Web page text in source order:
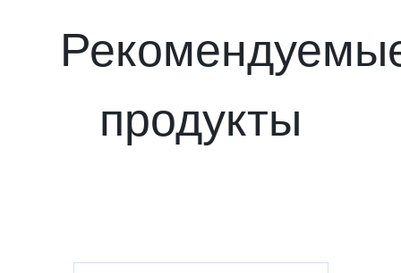
продукты